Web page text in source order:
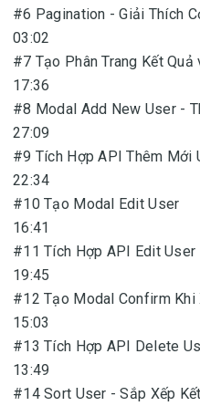
#6 Pagination - Giải Thích
03:02
#7 Tạo Phân Trang Kết Quả
17:36
#8 Modal Add New User -
27:09
#9 Tích Hợp API Thêm Mới
22:34
#10 Tạo Modal Edit User
16:41
#11 Tích Hợp API Edit
19:45
#12 Tạo Modal Confirm Khi
15:03
#13 Tích Hợp API Delete
13:49
#14 Sort User - Sắp Xếp